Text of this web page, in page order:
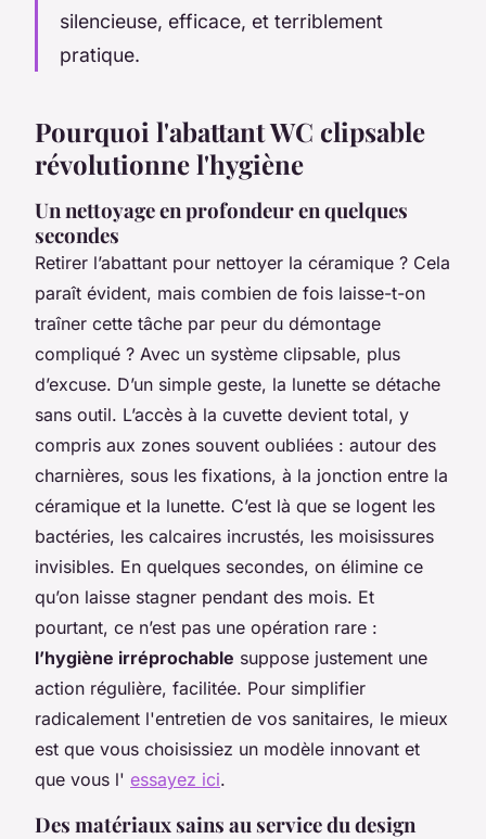
silencieuse, efficace, et terriblement
pratique.
Pourquoi l'abattant WC clipsable
révolutionne l'hygiène
Un nettoyage en profondeur en quelques
secondes
Retirer l’abattant pour nettoyer la céramique ? Cela
paraît évident, mais combien de fois laisse-t-on
traîner cette tâche par peur du démontage
compliqué ? Avec un système clipsable, plus
d’excuse. D’un simple geste, la lunette se détache
sans outil. L’accès à la cuvette devient total, y
compris aux zones souvent oubliées : autour des
charnières, sous les fixations, à la jonction entre la
céramique et la lunette. C’est là que se logent les
bactéries, les calcaires incrustés, les moisissures
invisibles. En quelques secondes, on élimine ce
qu’on laisse stagner pendant des mois. Et
pourtant, ce n’est pas une opération rare :
l’hygiène irréprochable suppose justement une
action régulière, facilitée. Pour simplifier
radicalement l'entretien de vos sanitaires, le mieux
est que vous choisissiez un modèle innovant et
que vous l' essayez ici.
Des matériaux sains au service du design